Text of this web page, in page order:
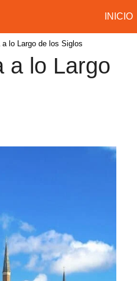
INICIO
lo Largo de los Siglos
a lo Largo